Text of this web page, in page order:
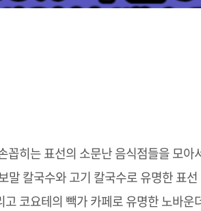
히는 표선의 소문난 음식점들을 모아
칼국수와 고기 칼국수로 유명한 표
코요테의 빽가 카페로 유명한 노바운